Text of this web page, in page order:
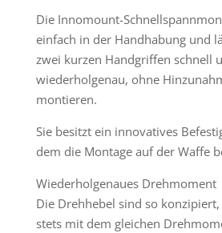
Die Innomount-
einfach in der Handhabung und
zwei kurzen Handgriffen schnell
wiederholgenau, ohne
montieren.
Sie besitzt ein innovatives
dem die Montage auf der Waffe
Wiederholgenaues Drehmoment
Die Drehhebel sind so
stets mit dem gleichen